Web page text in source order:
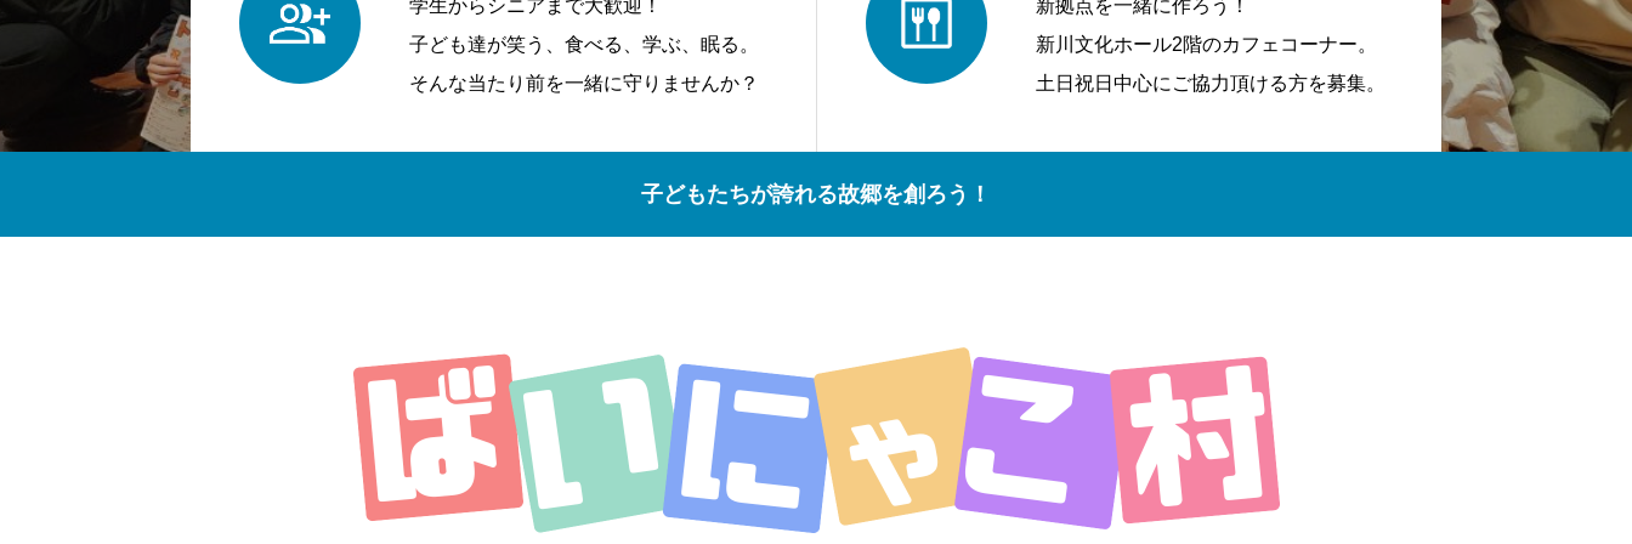
学生からシニアまで大歓迎！
子ども達が笑う、食べる、学ぶ、眠る。
そんな当たり前を一緒に守りませんか？
新拠点を一緒に作ろう！
新川文化ホール2階のカフェコーナー。
土日祝日中心にご協力頂ける方を募集。
子どもたちが誇れる故郷を創ろう！